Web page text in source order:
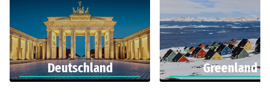
Deutschland Greenland